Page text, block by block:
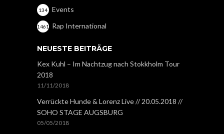
Events
134
Rap International
1461
NEUESTE BEITRÄGE
Kex Kuhl – Im Nachtzug nach Stokkholm Tour
2018
11/11/2018
Verrückte Hunde & Lorenz Live // 20.05.2018 //
SOHO STAGE AUGSBURG
05/05/2018